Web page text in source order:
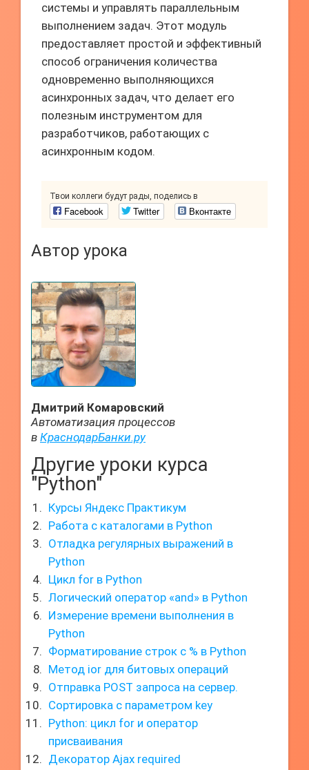
системы и управлять параллельным
выполнением задач. Этот модуль
предоставляет простой и эффективный
способ ограничения количества
одновременно выполняющихся
асинхронных задач, что делает его
полезным инструментом для
разработчиков, работающих с
асинхронным кодом.
Твои коллеги будут рады, поделись в
Facebook Twitter Вконтакте
Автор урока
Дмитрий Комаровский
Автоматизация процессов
в КраснодарБанки.ру
Другие уроки курса
"Python"
Курсы Яндекс Практикум
Работа с каталогами в Python
Отладка регулярных выражений в
Python
Цикл for в Python
Логический оператор «and» в Python
Измерение времени выполнения в
Python
Форматирование строк с % в Python
Метод ior для битовых операций
Отправка POST запроса на сервер.
Сортировка с параметром key
Python: цикл for и оператор
присваивания
Декоратор Ajax required